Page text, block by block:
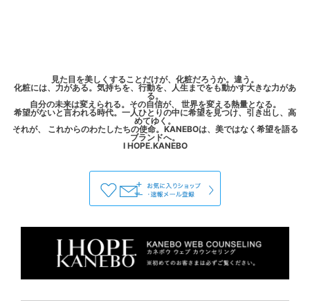
見た目を美しくすることだけが、化粧だろうか。違う。
化粧には、力がある。気持ちを、行動を、人生までをも動かす大きな力があ
る。
自分の未来は変えられる。その自信が、 世界を変える熱量となる。
希望がないと言われる時代。一人ひとりの中に希望を見つけ、引き出し、高
めてゆく。
それが、 これからのわたしたちの使命。KANEBOは、美ではなく希望を語る
ブランドへ。
I HOPE.KANEBO